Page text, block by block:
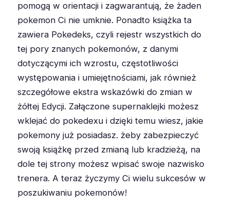
pomogą w orientacji i zagwarantują, że żaden
pokemon Ci nie umknie. Ponadto książka ta
zawiera Pokedeks, czyli rejestr wszystkich do
tej pory znanych pokemonów, z danymi
dotyczącymi ich wzrostu, częstotliwości
występowania i umiejętnościami, jak również
szczegółowe ekstra wskazówki do zmian w
żółtej Edycji. Załączone supernaklejki możesz
wklejać do pokedexu i dzięki temu wiesz, jakie
pokemony już posiadasz. żeby zabezpieczyć
swoją książkę przed zmianą lub kradzieżą, na
dole tej strony możesz wpisać swoje nazwisko
trenera. A teraz życzymy Ci wielu sukcesów w
poszukiwaniu pokemonów!